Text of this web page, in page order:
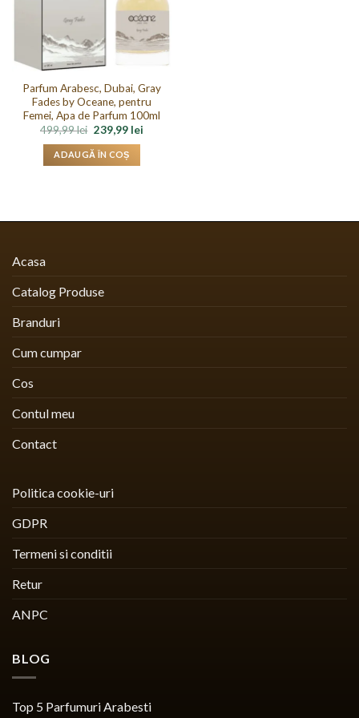
Parfum Arabesc, Dubai, Gray
Fades by Oceane, pentru
Femei, Apa de Parfum 100ml
499,99lei Prețul
inițial
a
fost:
239,99 leiPrețul
ADAUGĂ ÎN COȘ
Acasa
Catalog Produse
Branduri
Cum cumpar
Cos
Contul meu
Contact
Politica cookie-uri
GDPR
Termeni si conditii
Retur
ANPC
BLOG
Top 5 Parfumuri Arabesti